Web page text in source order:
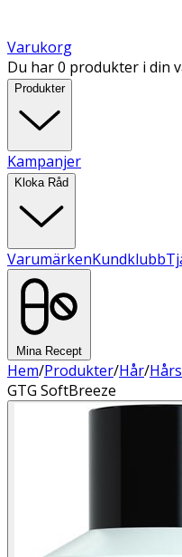
Varukorg
Du har 0 produkter i din
Produkter
Kampanjer
Kloka Råd
VarumärkenKundklubb
Mina Recept
Hem/Produkter/Hår/
GTG SoftBreeze